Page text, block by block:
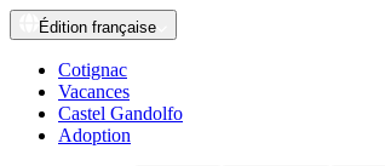
Édition française
Cotignac
Vacances
Castel Gandolfo
Adoption